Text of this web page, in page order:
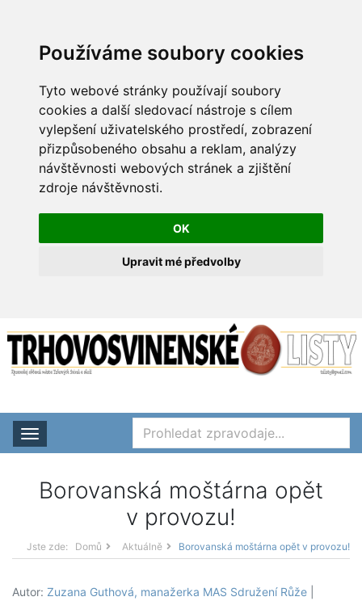
Používáme soubory cookies
Tyto webové stránky používají soubory
cookies a další sledovací nástroje s cílem
vylepšení uživatelského prostředí, zobrazení
přizpůsobeného obsahu a reklam, analýzy
návštěvnosti webových stránek a zjištění
zdroje návštěvnosti.
OK
Upravit mé předvolby
Rozbalit nabídku
Borovanská moštárna opět
v provozu!
Jste zde: Domů Aktuálně Borovanská moštárna opět v provozu!
Autor: Zuzana Guthová, manažerka MAS Sdružení Růže